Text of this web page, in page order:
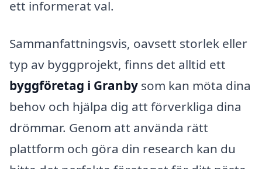
ett informerat val.
Sammanfattningsvis, oavsett storlek eller
typ av byggprojekt, finns det alltid ett
byggföretag i Granby som kan möta dina
behov och hjälpa dig att förverkliga dina
drömmar. Genom att använda rätt
plattform och göra din research kan du